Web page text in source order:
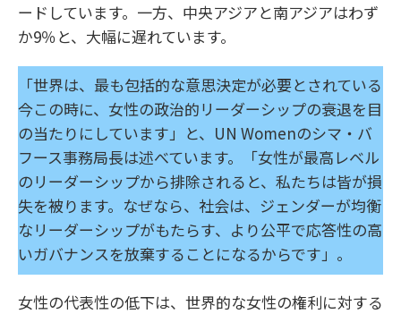
ードしています。一方、中央アジアと南アジアはわず
か9％と、大幅に遅れています。
「世界は、最も包括的な意思決定が必要とされている
今この時に、女性の政治的リーダーシップの衰退を目
の当たりにしています」と、UN Womenのシマ・バ
フース事務局長は述べています。「女性が最高レベル
のリーダーシップから排除されると、私たちは皆が損
失を被ります。なぜなら、社会は、ジェンダーが均衡
なリーダーシップがもたらす、より公平で応答性の高
いガバナンスを放棄することになるからです」。
女性の代表性の低下は、世界的な女性の権利に対する